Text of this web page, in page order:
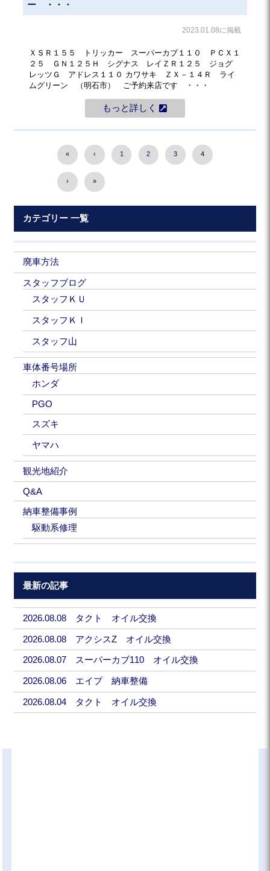
ー ・・・
2023.01.08に掲載
ＸＳＲ１５５ トリッカー スーパーカブ１１０ ＰＣＸ１
２５ ＧＮ１２５Ｈ シグナス レイＺＲ１２５ ジョグ
レッツＧ アドレス１１０ カワサキ ＺＸ－１４Ｒ ライ
ムグリーン （明石市） ご予約来店です ・・・
もっと詳しく
« ‹ 1 2 3 4
› »
カテゴリー 一覧
廃車方法
スタッフブログ
スタッフＫＵ
スタッフＫＩ
スタッフ山
車体番号場所
ホンダ
PGO
スズキ
ヤマハ
観光地紹介
Q&A
納車整備事例
駆動系修理
最新の記事
2026.08.08 タクト オイル交換
2026.08.08 アクシスZ オイル交換
2026.08.07 スーパーカブ110 オイル交換
2026.08.06 エイプ 納車整備
2026.08.04 タクト オイル交換